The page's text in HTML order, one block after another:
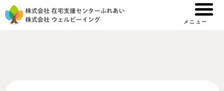
容
メニュー